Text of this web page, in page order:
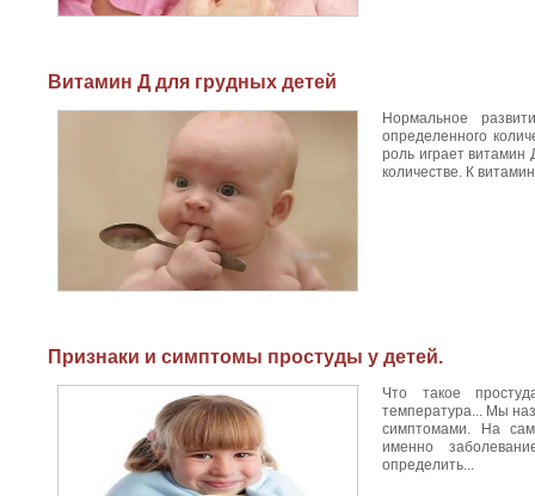
Витамин Д для грудных детей
Нормальное
определенного
роль играет витамин
количестве. К
Признаки и симптомы простуды у детей.
Что такое
температура... Мы
симптомами. На
именно
определить...